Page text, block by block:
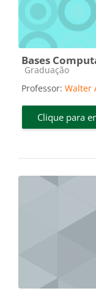
Bases
Categoria do curso
Graduação
Professor: Walter
Clique para